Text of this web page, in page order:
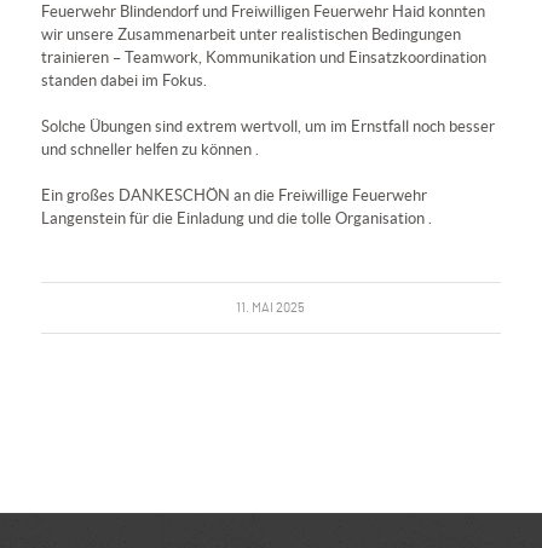
Feuerwehr Blindendorf und Freiwilligen Feuerwehr Haid konnten
wir unsere Zusammenarbeit unter realistischen Bedingungen
trainieren – Teamwork, Kommunikation und Einsatzkoordination
standen dabei im Fokus.
Solche Übungen sind extrem wertvoll, um im Ernstfall noch besser
und schneller helfen zu können .
Ein großes DANKESCHÖN an die Freiwillige Feuerwehr
Langensteinfür die Einladung und die tolle Organisation .
11. MAI 2025